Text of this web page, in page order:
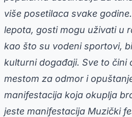
više posetilaca svake
lepota, gosti mogu uživati u
kao što su vodeni sportovi,
kulturni događaji. Sve to čini
mestom za odmor i
manifestacija koja okuplja
jeste manifestacija Muzički